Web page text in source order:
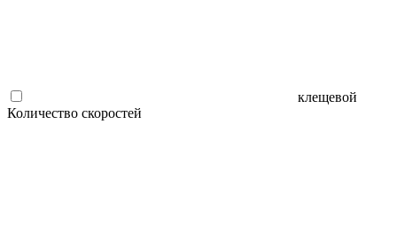
клещевой
Количество скоростей